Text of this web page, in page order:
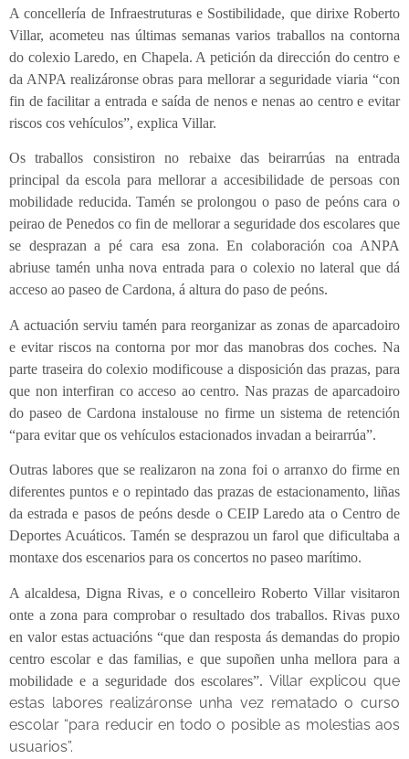
A concellería de Infraestruturas e Sostibilidade, que dirixe Roberto
Villar, acometeu nas últimas semanas varios traballos na contorna
do colexio Laredo, en Chapela. A petición da dirección do centro e
da ANPA realizáronse obras para mellorar a seguridade viaria “con
fin de facilitar a entrada e saída de nenos e nenas ao centro e evitar
riscos cos vehículos”, explica Villar.
Os traballos consistiron no rebaixe das beirarrúas na entrada
principal da escola para mellorar a accesibilidade de persoas con
mobilidade reducida. Tamén se prolongou o paso de peóns cara o
peirao de Penedos co fin de mellorar a seguridade dos escolares que
se desprazan a pé cara esa zona. En colaboración coa ANPA
abriuse tamén unha nova entrada para o colexio no lateral que dá
acceso ao paseo de Cardona, á altura do paso de peóns.
A actuación serviu tamén para reorganizar as zonas de aparcadoiro
e evitar riscos na contorna por mor das manobras dos coches. Na
parte traseira do colexio modificouse a disposición das prazas, para
que non interfiran co acceso ao centro. Nas prazas de aparcadoiro
do paseo de Cardona instalouse no firme un sistema de retención
“para evitar que os vehículos estacionados invadan a beirarrúa”.
Outras labores que se realizaron na zona foi o arranxo do firme en
diferentes puntos e o repintado das prazas de estacionamento, liñas
da estrada e pasos de peóns desde o CEIP Laredo ata o Centro de
Deportes Acuáticos. Tamén se desprazou un farol que dificultaba a
montaxe dos escenarios para os concertos no paseo marítimo.
A alcaldesa, Digna Rivas, e o concelleiro Roberto Villar visitaron
onte a zona para comprobar o resultado dos traballos. Rivas puxo
en valor estas actuacións “que dan resposta ás demandas do propio
centro escolar e das familias, e que supoñen unha mellora para a
mobilidade e a seguridade dos escolares”. Villar explicou que
estas labores realizáronse unha vez rematado o curso
escolar “para reducir en todo o posible as molestias aos
usuarios”.